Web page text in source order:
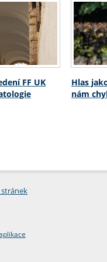
FF UK
Hlas
nám